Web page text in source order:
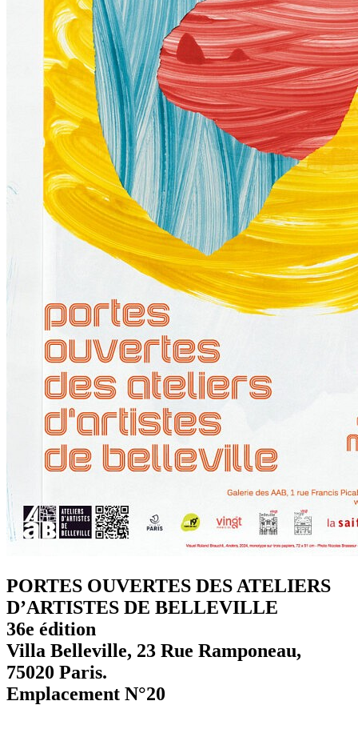
PORTES OUVERTES DES ATELIERS
D’ARTISTES DE BELLEVILLE
36e édition
Villa Belleville, 23 Rue Ramponeau,
75020 Paris.
Emplacement N°20